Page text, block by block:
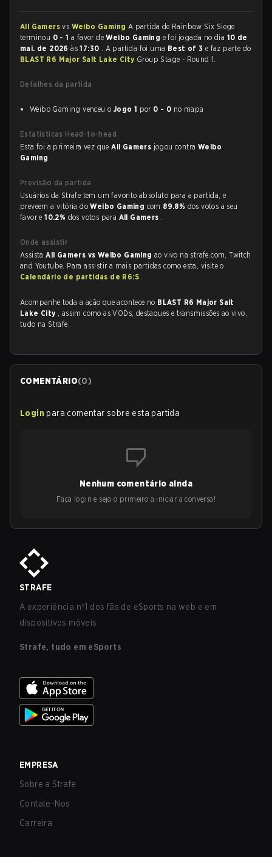
All Gamersvs Weibo Gaming A partida de Rainbow Six Siege
terminou 0 - 1 a favor deWeibo Gaming e foi jogada no dia 10 de
mai. de 2026às17:30 . A partida foi uma Best of 3 e faz parte do
BLAST R6 Major Salt Lake City Group Stage - Round 1.
Detalhes da partida
Weibo Gaming venceu o Jogo 1 por 0 - 0 no mapa
Estatísticas Head-to-head
Esta foi a primeira vez queAll Gamers jogou contra Weibo
Gaming .
Previsão da partida
Usuários da Strafe tem um favorito absoluto para a partida, e
preveem a vitória doWeibo Gaming com 89.8% dos votos a seu
favor e10.2% dos votos para All Gamers .
Onde assistir
AssistaAll Gamers vs Weibo Gamingao vivo na strafe.com, Twitch
and Youtube. Para assistir a mais partidas como esta, visite o
Calendário de partidas de R6:S .
Acompanhe toda a ação que acontece no BLAST R6 Major Salt
Lake City , assim como as VODs, destaques e transmissões ao vivo,
tudo na Strafe.
COMENTÁRIO(0)
Login para comentar sobre esta partida
Nenhum comentário ainda
Faça login e seja o primeiro a iniciar a conversa!
STRAFE
A experiência nº1 dos fãs de eSports na web e em
dispositivos móveis.
Strafe, tudo em eSports
EMPRESA
Sobre a Strafe
Contate-Nos
Carreira